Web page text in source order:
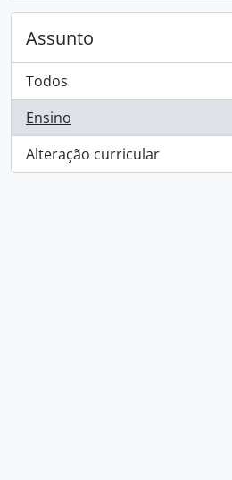
Assunto
Todos
Ensino
, 1 resultados
Alteração curricular
, 1 resultados